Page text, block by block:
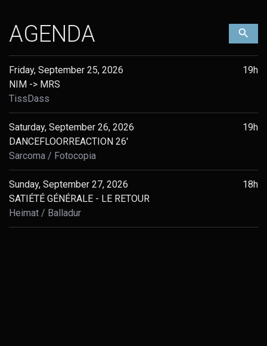
AGENDA
Friday, September 25, 2026
19h
NIM -> MRS
TissDass
Saturday, September 26, 2026
19h
DANCEFLOORREACTION 26'
Sarcoma
Fotocopia
Sunday, September 27, 2026
18h
SATIÉTÉ GÉNÉRALE - LE RETOUR
Heimat
Balladur